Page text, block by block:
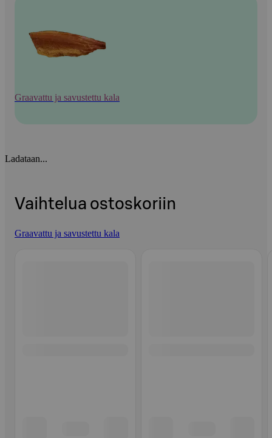
Graavattu ja savustettu kala
Ladataan...
Vaihtelua ostoskoriin
Graavattu ja savustettu kala